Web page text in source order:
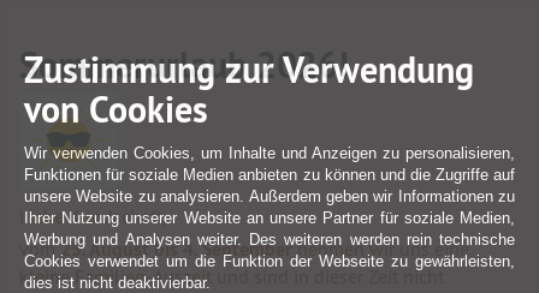
Sommerurlaub 2026!
Liebe Kundschaft,
vom25. August bis 4. Septembernehmen wir uns eine
kleine Familien-Auszeit und sind in dieser Zeit nicht
Zustimmung zur Verwendung
von Cookies
Wir verwenden Cookies, um Inhalte und Anzeigen zu personalisieren,
Funktionen für soziale Medien anbieten zu können und die Zugriffe auf
unsere Website zu analysieren. Außerdem geben wir Informationen zu
Ihrer Nutzung unserer Website an unsere Partner für soziale Medien,
Werbung und Analysen weiter. Des weiteren werden rein technische
Cookies verwendet um die Funktion der Webseite zu gewährleisten,
dies ist nicht deaktivierbar.